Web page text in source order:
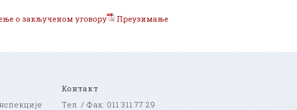
о закљученом уговору Преузимање
Контакт
Тел. / Фаx: 011 311 77 29